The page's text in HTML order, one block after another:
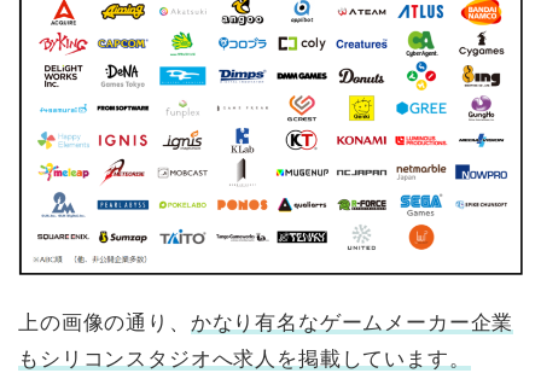
上の画像の通り、 かなり有名なゲームメーカー企業
もシリコンスタジオへ求人を掲載しています。